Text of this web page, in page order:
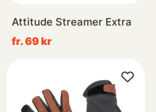
Attitude Streamer Extra
fr. 69 kr